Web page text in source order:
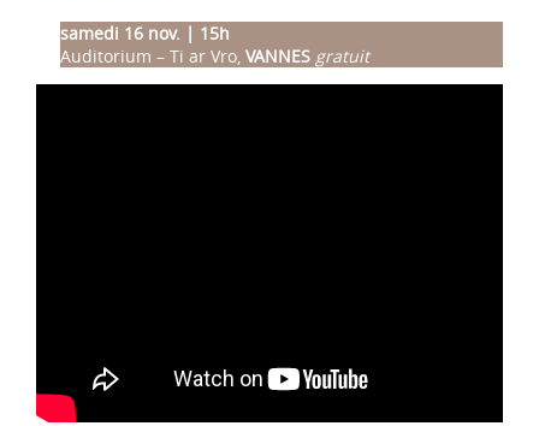
samedi 16 nov. | 15h
Auditorium – Ti ar Vro, VANNES gratuit